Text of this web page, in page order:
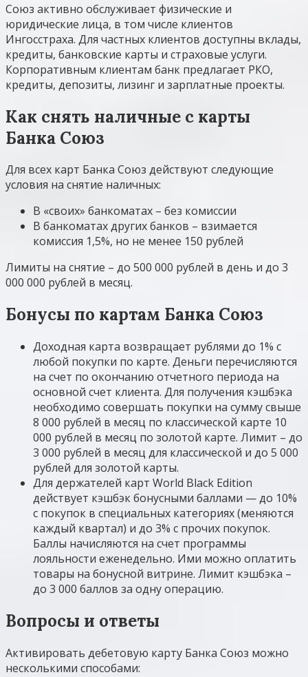
Союз активно обслуживает физические и
юридические лица, в том числе клиентов
Ингосстраха. Для частных клиентов доступны вклады,
кредиты, банковские карты и страховые услуги.
Корпоративным клиентам банк предлагает РКО,
кредиты, депозиты, лизинг и зарплатные проекты.
Как снять наличные с карты
Банка Союз
Для всех карт Банка Союз действуют следующие
условия на снятие наличных:
В «своих» банкоматах – без комиссии
В банкоматах других банков – взимается
комиссия 1,5%, но не менее 150 рублей
Лимиты на снятие – до 500 000 рублей в день и до 3
000 000 рублей в месяц.
Бонусы по картам Банка Союз
Доходная карта возвращает рублями до 1% с
любой покупки по карте. Деньги перечисляются
на счет по окончанию отчетного периода на
основной счет клиента. Для получения кэшбэка
необходимо совершать покупки на сумму свыше
8 000 рублей в месяц по классической карте 10
000 рублей в месяц по золотой карте. Лимит – до
3 000 рублей в месяц для классической и до 5 000
рублей для золотой карты.
Для держателей карт World Black Edition
действует кэшбэк бонусными баллами — до 10%
с покупок в специальных категориях (меняются
каждый квартал) и до 3% с прочих покупок.
Баллы начисляются на счет программы
лояльности еженедельно. Ими можно оплатить
товары на бонусной витрине. Лимит кэшбэка –
до 3 000 баллов за одну операцию.
Вопросы и ответы
Активировать дебетовую карту Банка Союз можно
несколькими способами: